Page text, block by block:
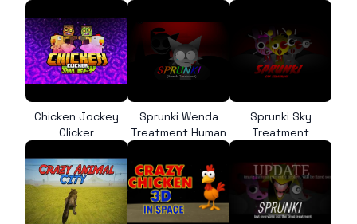
Chicken Jockey
Clicker
Sprunki Wenda
Treatment Human
Sprunki Sky
Treatment